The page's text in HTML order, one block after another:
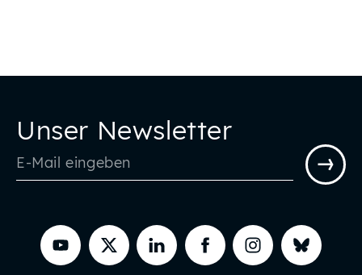
Unser Newsletter